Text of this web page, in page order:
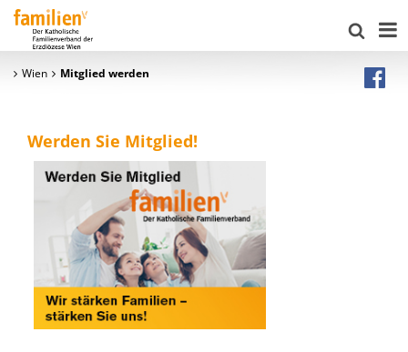
Wien Mitglied werden
Werden Sie Mitglied!